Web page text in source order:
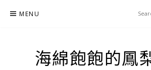
MENU
海綿飽飽的鳳